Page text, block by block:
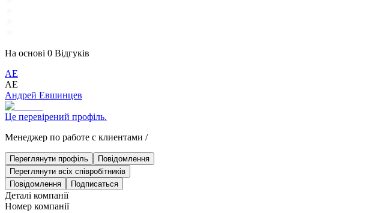
На основі 0 Відгуків
АЕ
АЕ
Андрей Евшинцев
Це перевірений профіль.
Менеджер по работе с клиентами /
Переглянути профіль
Повідомлення
Переглянути всіх співробітників
Повідомлення
Подписаться
Деталі компанії
Номер компанії